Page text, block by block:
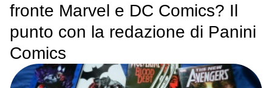
fronte Marvel e DC Comics? Il
punto con la redazione di Panini
Comics